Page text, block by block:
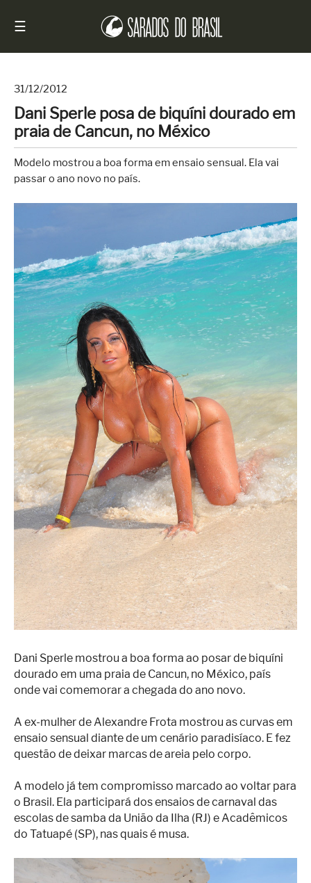
☰
Início
Notícias
Sarados
do
Entrevistas
e
Depois
Superação
Fisiculturismo
Anabolizantes
Suplementação
Alimentação
Treino
Saúde
Ensaios
Concursos
Moda
Praia
Contato
31/12/2012
Dani Sperle posa de biquíni dourado em
praia de Cancun, no México
Modelo mostrou a boa forma em ensaio sensual. Ela vai
passar o ano novo no país.
Dani Sperle mostrou a boa forma ao posar de biquíni
dourado em uma praia de Cancun, no México, país
onde vai comemorar a chegada do ano novo.
A ex-mulher de Alexandre Frota mostrou as curvas em
ensaio sensual diante de um cenário paradisíaco. E fez
questão de deixar marcas de areia pelo corpo.
A modelo já tem compromisso marcado ao voltar para
o Brasil. Ela participará dos ensaios de carnaval das
escolas de samba da União da Ilha (RJ) e Acadêmicos
do Tatuapé (SP), nas quais é musa.